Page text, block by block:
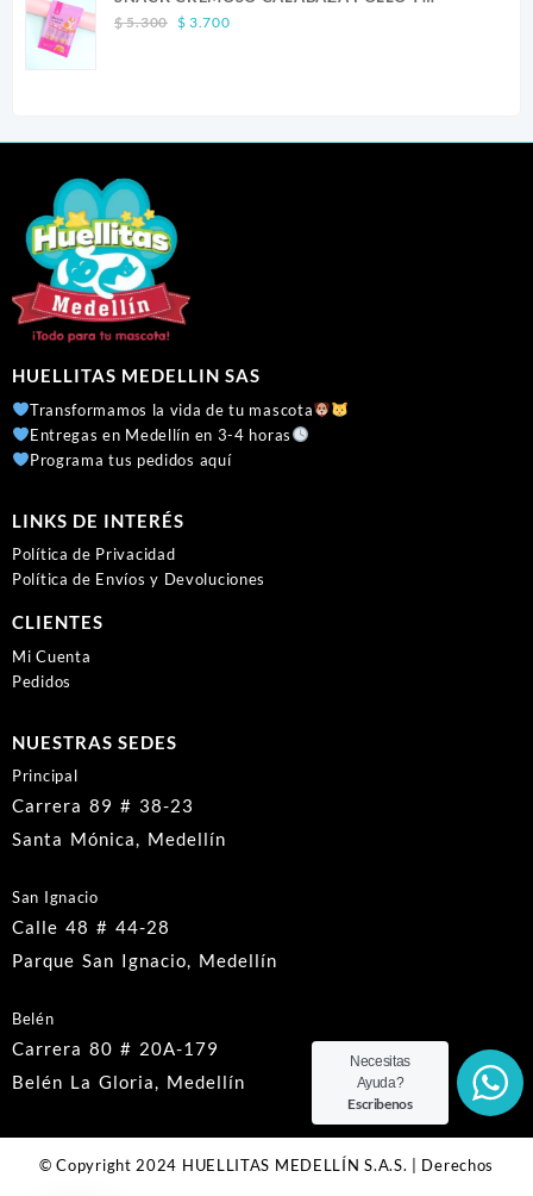
SALMON CANINO X 5
$5.300
Original
$ 3.700Current
HUELLITAS MEDELLIN SAS
Transformamos la vida de tu mascota
Entregas en Medellín en 3-4 horas
Programa tus pedidos aquí
LINKS DE INTERÉS
Política de Privacidad
Política de Envíos y Devoluciones
CLIENTES
Mi Cuenta
Pedidos
NUESTRAS SEDES
Principal
Carrera 89 # 38-23
Santa Mónica, Medellín
San Ignacio
Calle 48 # 44-28
Parque San Ignacio, Medellín
Belén
Carrera 80 # 20A-179
Belén La Gloria, Medellín
© Copyright 2024 HUELLITAS MEDELLÍN S.A.S. | Derechos
Necesitas
Ayuda?
Escribenos